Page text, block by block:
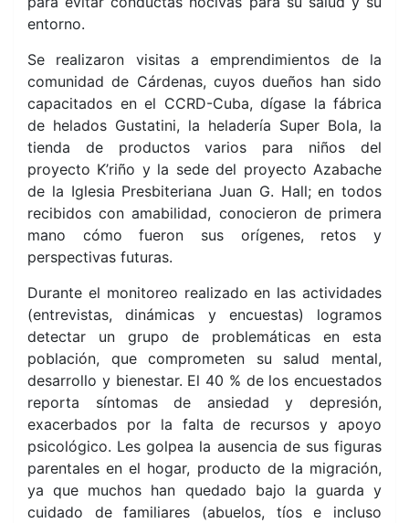
entorno.
Se realizaron visitas a emprendimientos de la
comunidad de Cárdenas, cuyos dueños han sido
capacitados en el CCRD-Cuba, dígase la fábrica
de helados Gustatini, la heladería Super Bola, la
tienda de productos varios para niños del
proyecto K’riño y la sede del proyecto Azabache
de la Iglesia Presbiteriana Juan G. Hall; en todos
recibidos con amabilidad, conocieron de primera
mano cómo fueron sus orígenes, retos y
perspectivas futuras.
Durante el monitoreo realizado en las actividades
(entrevistas, dinámicas y encuestas) logramos
detectar un grupo de problemáticas en esta
población, que comprometen su salud mental,
desarrollo y bienestar. El 40 % de los encuestados
reporta síntomas de ansiedad y depresión,
exacerbados por la falta de recursos y apoyo
psicológico. Les golpea la ausencia de sus figuras
parentales en el hogar, producto de la migración,
ya que muchos han quedado bajo la guarda y
cuidado de familiares (abuelos, tíos e incluso